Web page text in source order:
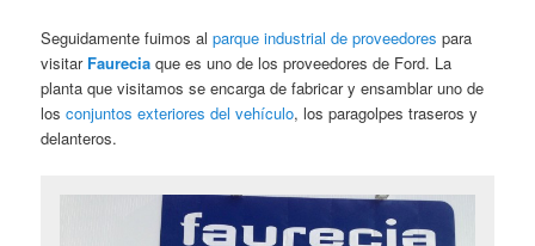
Seguidamente fuimos alparque industrial de proveedores para
visitar Faurecia que es uno de los proveedores de Ford. La
planta que visitamos se encarga de fabricar y ensamblar uno de
losconjuntos exteriores del vehículo, los paragolpes traseros y
delanteros.